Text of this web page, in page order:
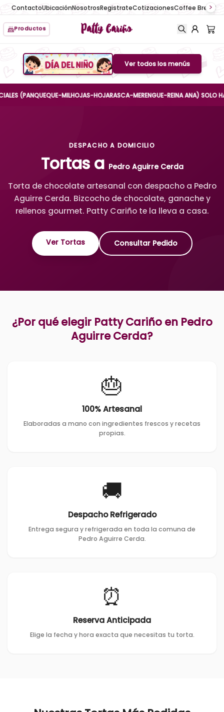
ContactoUbicaciónNosotrosRegistrateCotizacionesCoffee Break
Productos Patty Cariño
Boton de menu
Ver todos los menús
(PANQUEQUE-MILHOJAS-HOJARASCA-MERENGUE-REINA ANA) SOLO HASTA
DESPACHO A DOMICILIO
Tortas a Pedro Aguirre Cerda
Torta de chocolate artesanal con despacho a Pedro
Aguirre Cerda. Bizcocho de chocolate, ganache y
rellenos gourmet. Patty Cariño te la lleva a casa.
Ver Tortas Consultar Pedido
¿Por qué elegir Patty Cariño en Pedro
Aguirre Cerda?
🎂
100% Artesanal
Elaboradas a mano con ingredientes frescos y recetas
propias.
🚚
Despacho Refrigerado
Entrega segura y refrigerada en toda la comuna de
Pedro Aguirre Cerda.
⏰
Reserva Anticipada
Elige la fecha y hora exacta que necesitas tu torta.